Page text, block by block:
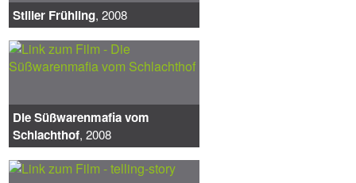
Stiller Frühling, 2008
Die Süßwarenmafia vom
Schlachthof, 2008